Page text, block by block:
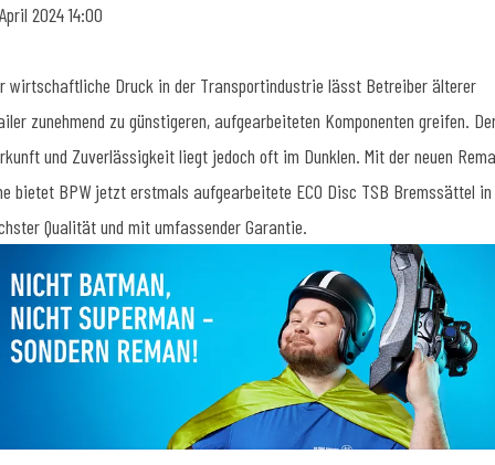
2024 14:00
wirtschaftliche Druck in der Transportindustrie lässt Betreiber älterer
zunehmend zu günstigeren, aufgearbeiteten Komponenten greifen.
und Zuverlässigkeit liegt jedoch oft im Dunklen. Mit der neuen
bietet BPW jetzt erstmals aufgearbeitete ECO Disc TSB Bremssättel in
Qualität und mit umfassender Garantie.